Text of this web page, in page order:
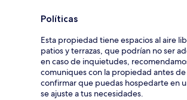
Políticas
Esta propiedad tiene espacios al aire
patios y terrazas, que podrían no ser
en caso de inquietudes,
comuniques con la propiedad antes
confirmar que puedas hospedarte en
se ajuste a tus necesidades.